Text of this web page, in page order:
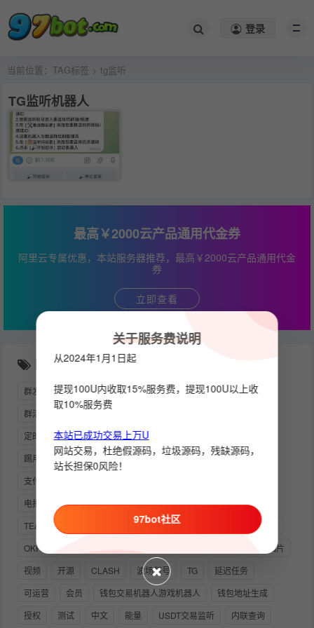
登录
当前位置： TAG标签 > tg监听
TG监听机器人
最高￥2000云产品通用代金券
阿里云专属优惠，本站服务器推荐，最高￥2000云产品通用代金
券
立即查看
随机推荐
群发言 机器人源码 支付系
机器人部署教程
群活跃机器人
电报机器人搭建教程
定时任务
创建机器人 TRX自动兑换
踢用户出群
批量加人 电报机器人API
实时监听
支付系统源码
电报VIP
TRONGRID 电报用户名 定时广告
USDT
TEAMVIEWER
关键词监听 TG监听
RABBITMQ
OKPAY
发送图片
视频
开源 CLASH 波场靓号 TG
延迟任务
可运营
会员 钱包交易机器人游戏机器人
钱包地址生成
授权
测试 中文 能量 USDT交易监听 内联查询
关于服务费说明
从2024年1月1日起
提现100U内收取15%服务费，提现100U以上收
取10%服务费
本站已成功交易上万U
网站交易，杜绝假源码，垃圾源码，残缺源码，
站长担保0风险！
97bot社区